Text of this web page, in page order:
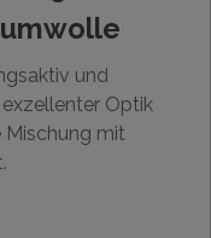
und
Optik
Mischung mit